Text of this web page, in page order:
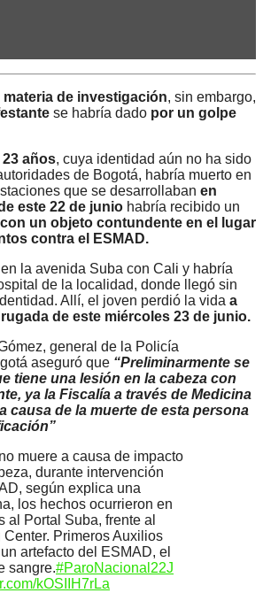
materia de investigación, sin embargo,
se habría dado por un golpe
años, cuya identidad aún no ha sido
de Bogotá, habría muerto en
que se desarrollaban en
este 22 de junio habría recibido un
con un objeto contundente en el lugar
contra el ESMAD.
la avenida Suba con Cali y habría
de la localidad, donde llegó sin
Allí, el joven perdió la vida a
de este miércoles 23 de junio.
general de la Policía
aseguró que “Preliminarmente se
tiene una lesión en la cabeza con
ya la Fiscalía a través de Medicina
causa de la muerte de esta persona
muere a causa de impacto
durante intervención
según explica una
los hechos ocurrieron en
al Portal Suba, frente al
Center. Primeros Auxilios
artefacto del ESMAD, el
sangre.#ParoNacional22J
kOSIIH7rLa